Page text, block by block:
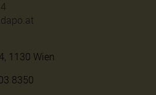
1130 Wien
8350